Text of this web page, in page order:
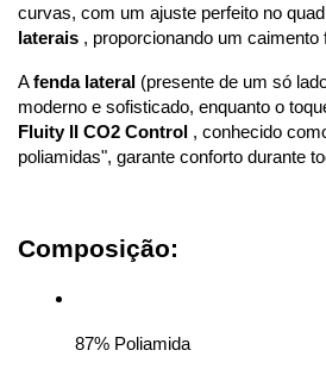
curvas, com um ajuste perfeito no
laterais , proporcionando um caimento
A fenda lateral (presente de um só
Fluity II CO2 Control , conhecido
poliamidas", garante conforto durante
Composição:
87% Poliamida